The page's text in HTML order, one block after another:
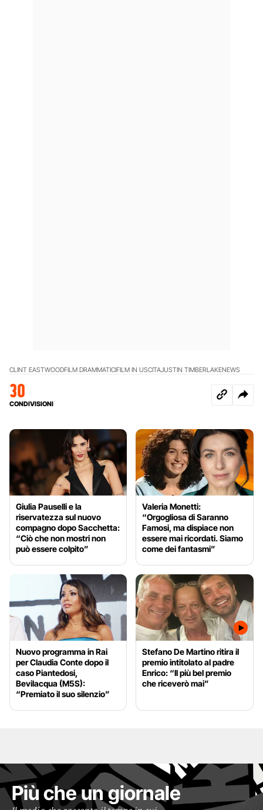
CLINT EASTWOODFILM DRAMMATICIFILM IN USCITAJUSTIN TIMBERLAKENEWS
30
CONDIVISIONI
Giulia Pauselli e la
riservatezza sul nuovo
compagno dopo Sacchetta:
“Ciò che non mostri non
può essere colpito”
Valeria Monetti:
“Orgogliosa di Saranno
Famosi, ma dispiace non
essere mai ricordati. Siamo
come dei fantasmi”
Nuovo programma in Rai
per Claudia Conte dopo il
caso Piantedosi,
Bevilacqua (M5S):
“Premiato il suo silenzio”
Stefano De Martino ritira il
premio intitolato al padre
Enrico: “Il più bel premio
che riceverò mai”
Più che un giornale